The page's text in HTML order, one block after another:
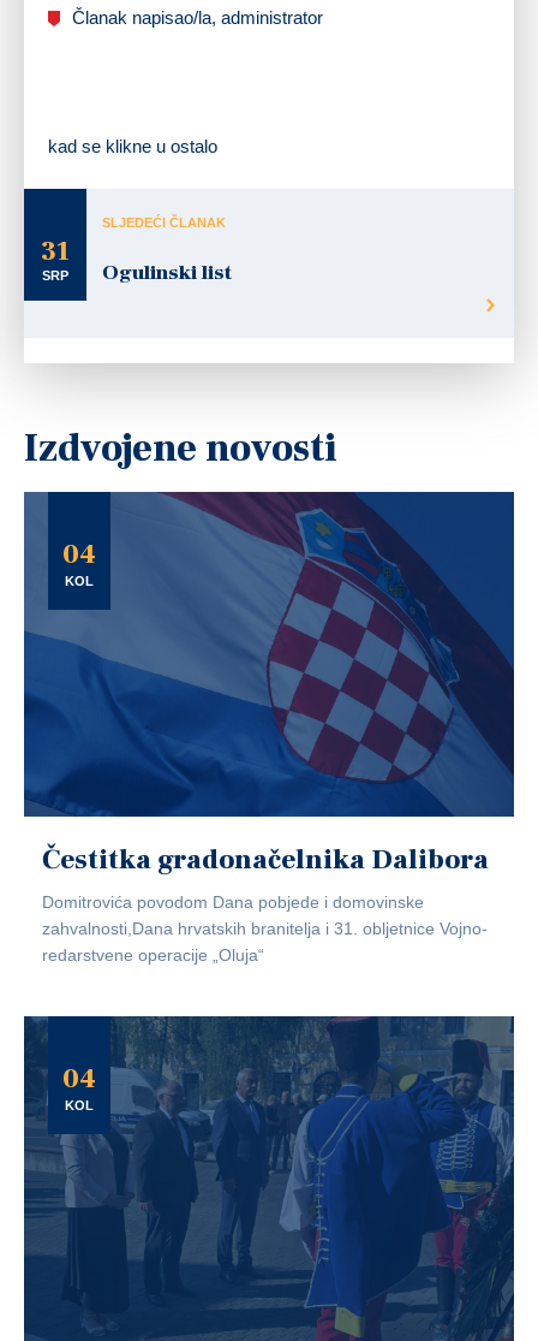
Članak napisao/la, administrator
kad se klikne u ostalo
31
SRP
SLJEDEĆI ČLANAK
Ogulinski list
Izdvojene novosti
04
KOL
Čestitka gradonačelnika Dalibora
Domitrovića povodom Dana pobjede i domovinske
zahvalnosti,Dana hrvatskih branitelja i 31. obljetnice Vojno-
redarstvene operacije „Oluja“
04
KOL